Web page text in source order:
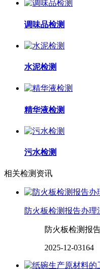
调味品检测
水泥检测
精华液检测
污水检测
相关检测资讯
防火板检测报告办
防火板检测报
2025-12-03164